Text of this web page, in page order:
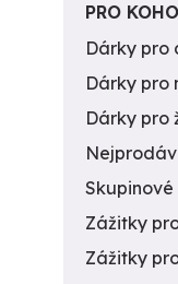
PRO KOHO
Dárky pro
Dárky pro
Dárky pro
Zážitky
Zážitky